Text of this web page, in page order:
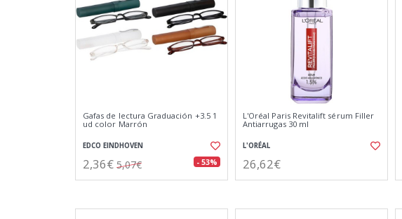
Gafas de lectura Graduación +3.5 1
ud color Marrón
EDCO EINDHOVEN
2,36€ 5,07€ - 53%
L'Oréal Paris Revitalift sérum Filler
Antiarrugas 30 ml
L'ORÉAL
26,62€